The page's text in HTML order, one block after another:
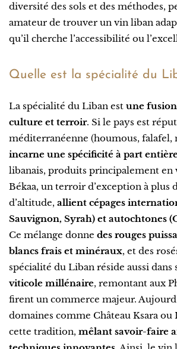
diversité des sols et des méthodes,
amateur de trouver un vin liban
qu’il cherche l’accessibilité ou
Quelle est la spécialité du
La spécialité du Liban est une
culture et terroir. Si le pays est
méditerranéenne (houmous, falafel,
incarne une spécificité à part
libanais, produits principalement en
Békaa, un terroir d’exception à plus
d’altitude, allient cépages
Sauvignon, Syrah) et autochtones
Ce mélange donne des rouges
blancs frais et minéraux, et des
spécialité du Liban réside aussi dans
viticole millénaire, remontant aux
firent un commerce majeur.
domaines comme Château Ksara
cette tradition, mêlant savoir-faire